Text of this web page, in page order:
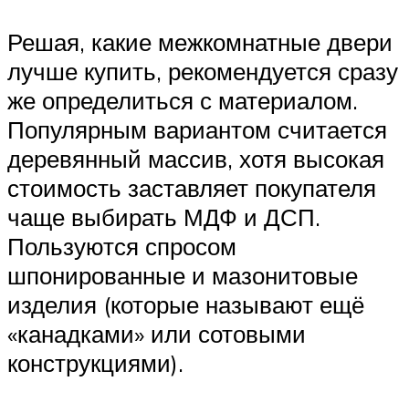
Решая, какие межкомнатные двери
лучше купить, рекомендуется сразу
же определиться с материалом.
Популярным вариантом считается
деревянный массив, хотя высокая
стоимость заставляет покупателя
чаще выбирать МДФ и ДСП.
Пользуются спросом
шпонированные и мазонитовые
изделия (которые называют ещё
«канадками» или сотовыми
конструкциями).